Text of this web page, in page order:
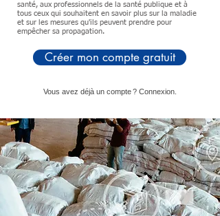
santé, aux professionnels de la santé publique et à
tous ceux qui souhaitent en savoir plus sur la maladie
et sur les mesures qu'ils peuvent prendre pour
empêcher sa propagation.
Créer mon compte gratuit
Vous avez déjà un compte ? Connexion.